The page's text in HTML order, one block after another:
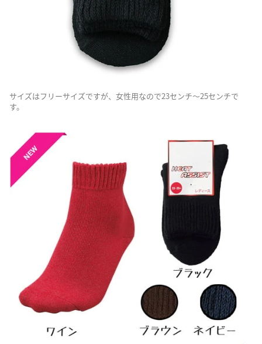
サイズはフリーサイズですが、女性用なので23センチ～25センチで
す。